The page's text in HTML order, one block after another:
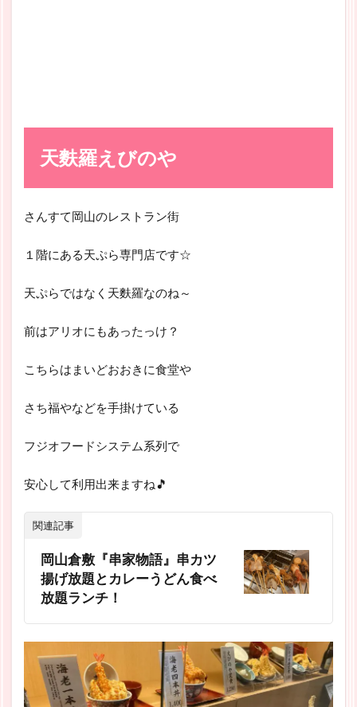
天麩羅えびのや
さんすて岡山のレストラン街
１階にある天ぷら専門店です☆
天ぷらではなく天麩羅なのね～
前はアリオにもあったっけ？
こちらはまいどおおきに食堂や
さち福やなどを手掛けている
フジオフードシステム系列で
安心して利用出来ますね🎵
関連記事
岡山倉敷『串家物語』串カツ
揚げ放題とカレーうどん食べ
放題ランチ！